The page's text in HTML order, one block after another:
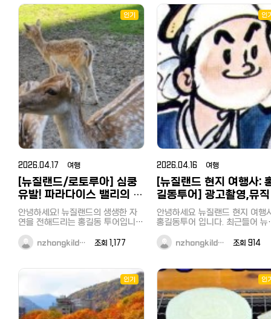
여권의 제시가 필요하며 일본 거주
민은 할인을 받으실 수 없습니다^^;;
1. 일본 쇼핑의 대명사 돈키호테 돈
키호테의 방일 관광객 대상 할인쿠
폰 「Yokoso! Card」가 「Discount
Coupon」로 리뉴얼 되었습니다. 【새
로운 쿠폰의 특징】 10,000엔(세금
별도) 이상 면세 구매 시 최대 면세
율 10%+5% OFF로 구입하실 수
있습니다! 할인금액의 상한 없음! 많
이 구입하실수록 할인율이 높아집니
다! 세금 불포함 10,000엔 이상 구
매 시 5% 할인 할인쿠폰 이용 방법
(모바일 전용) 【대상자】 세금 불포함
10,000엔 이상, 면세로 구매하시는
고객님 한정 ※일본인 일시 귀국자
도 면세가 가능하며, 본 쿠폰의 대상
입니다. ※외국공관 등 (대사관) 면세
는 대상에서 제외됩니다. 【대상 점
포】 일본 내 돈키호테, APITA,
PIAGO (일부 점포 제외) 【이용 방
법】 ① 이하의 쿠폰 배너를 클릭하
면, 쿠폰 화면으로 이동합니다. ② 쿠
폰 화면을 계산 시, 직원에게 제시해
주시길 바랍니다. ③ 마지막으로「사
용」버튼을 누릅니다. ※고객님께 스
고 있습니다. 【주의사항】 본 쿠폰은,
세금 불포함 10,000엔 이상 면세로
구매 시 1회에 한해 유효합니다. 또
한, 이하의 상품은 할인 대상에서 제
외되며, 할인 조건에는 포함되지 않
으므로, 미리 양해 부탁드립니다.
다. 목표는 주 3끼까지 무료. 왜 무료
냐면 — 새로 런칭하는 매장은
에 알려지는 게 가장 중요하고,
가 진짜 손님으로 그 시작을 돕
다. 당신은 식사, 저희는 피드백.
은 비용도, 결제도 없습니다. 아무 데
나 안 보냅니다. 위생·매장 정보
명하게 공개하고, 검증된 곳만
합니다. 참여 대상: 도쿄(및 인근) 거
주 누구나 (유학생·직장인·교민)
한식/일식 좋아하는 분 지금은 입장
만 하면 끝입니다. 들어와서 따
거 없고, 알림 꺼두셔도 됩니다.
중순부터 매칭이 시작되니 그때
편하게 계시면 됩니다. 진행: 1. 지금
입장 (아래 링크, 끝) 2. 8월 중순
터 매칭 — 입장 순서대로 우선
마에칸 등) 4. 솔직한 피드백 1
식대 환급 (절차 간단, 매칭 전 안
지금이 유리한 이유: 1기는 소수
예만. 입장 순서 = 우선순위(전
록). 인원 차면 게시글 내려갑니
(区) / 닉네임(영어) 예) 0609 /
주쿠 / Tom (지역 구분용, 한 번
https://open.kakao.com/o/
일본인·외국인 → LINE 오픈챗
プンチャット「TOKYO TASTE
CREW ????????」
https://line.me/ti/g2/
인기
2026.04.17 여행
[뉴질랜드/로토루아] 심쿵
유발! 파라다이스 밸리의 귀
여운 동물 친구들 (with 홍
길동 투어)
안녕하세요! 뉴질랜드의 생생한 자
연을 전해드리는 홍길동 투어입니
링'되는 장소, 파라다이스 밸리 스프
링스(Paradise Valley Springs)의
요. 동물 좋아하는 분들이라면 눈을
뗄 수 없는 시간이 될 거예요! 1. 눈망
울이 예쁜 '다마사슴(Fallow Deer)'
파라다이스 밸리에 들어서면 가장
먼저 우리를 반겨주는 친구들입니
nzhongkild… 조회 1,177
인
2026.04.16 여행
[뉴질랜드 현지 여행사:
길동투어] 광고촬영,뮤
디오,다큐멘터리 그리고
수지역 방문은 홍길동투
와 함께…
안녕하세요 뉴질랜드 현지 여행사
홍길동투어 입니다. 최근들어 뉴질
오는 일이 많아졌었는데요 태연,그
리고 마마무의 뮤직비디오를 뉴
에 대한 관심이 뜨겁기도 했었는
이미 그전에 아빠어디가, VJ특공대,
캐시미어 화보촬영까지 뉴질랜드의
풍경을 담아간 TV프로그램들이
희 홍길동투어와 함께 했다는거
nzhongkild… 조회 914
인기 인